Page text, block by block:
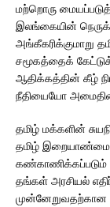
மற்றொரு
இலங்கையின்
அங்கீகரிக்குமாறு
சமூகத்தைக்
ஆதிக்கத்தின் கீழ்
நீதியையோ
தமிழ் மக்களின்
தமிழ்
கண்காணிக்கப்படும்
தங்கள் அரசியல்
முன்னேறுவதற்கான